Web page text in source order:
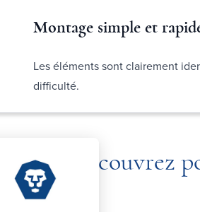
Montage simple et
Les éléments sont clairement
difficulté.
Découvrez